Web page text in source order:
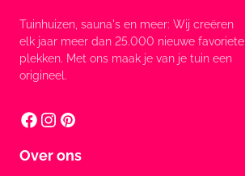
Tuinhuizen, sauna's en meer: Wij creëren
elk jaar meer dan 25.000 nieuwe favoriete
plekken. Met ons maak je van je tuin een
origineel.
Over ons